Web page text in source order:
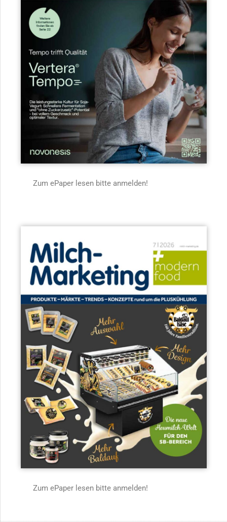
Zum ePaper lesen bitte anmelden!
Zum ePaper lesen bitte anmelden!